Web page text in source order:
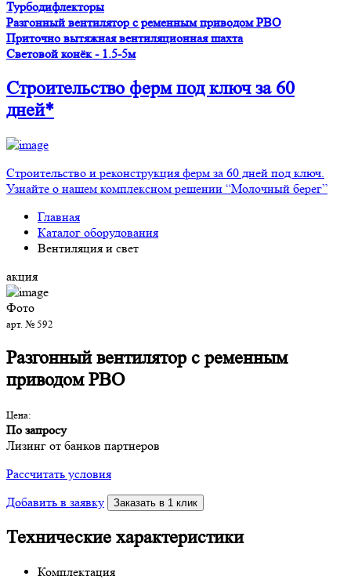
Турбодифлекторы
Разгонный вентилятор с ременным приводом PBO
Приточно вытяжная вентиляционная шахта
Световой конёк - 1.5-5м
Строительство фермпод ключ за 60
дней*
Строительство и реконструкция ферм за 60 дней под ключ.
Узнайте о нашем комплексном решении “Молочный берег”
Главная
Каталог оборудования
Вентиляция и свет
акция
Фото
арт. № 592
Разгонный вентилятор с ременным
приводом PBO
Цена:
По запросу
Лизинг от банков партнеров
Рассчитать условия
Добавить в заявку
Заказать в 1 клик
Технические характеристики
Комплектация